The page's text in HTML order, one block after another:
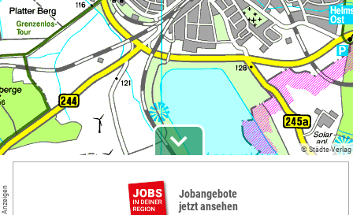
© Städte-Verlag
Anzeigen
Jobangebote
jetzt ansehen